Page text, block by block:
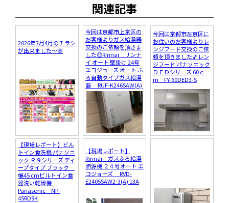
関連記事
2026年3月4月のチラシ
が出来ました～🌸
今回は京都市上京区の
お客様よりガス給湯器
交換のご依頼を頂きま
した😊Rinnai リンナ
イ オート 壁掛け 24号
エコジョーズ オート ふ
ろ自動タイプガス給湯
器 RUF-K246SAW(A)
今回は京都市左京区に
お住いのお客様よりレ
ンジフード交換のご依
頼を頂きました🎵レン
ジフード パナソニック
ＤＥＤシリーズ 60ｃ
ｍ FY-60DED3-S
【現場レポート】ビル
トイン食洗機 パナソニ
ック Ｒ９シリーズ ディ
ープタイプ ブラック
幅45 cmビルトイン食
器洗い乾燥機
Panasonic NP-
45RD9K
【現場レポート】
Rinnai ガスふろ給湯
熱源機 ２４号オート エ
コジョーズ RVD-
E2405SAW2-3(A) 13A